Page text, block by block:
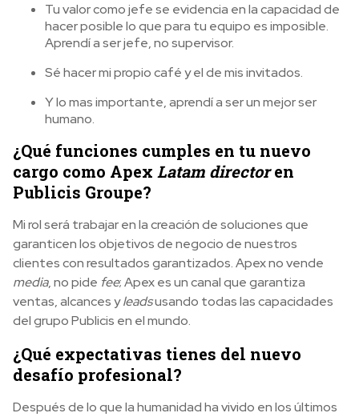
Tu valor como jefe se evidencia en la capacidad de
hacer posible lo que para tu equipo es imposible.
Aprendí a ser jefe, no supervisor.
Sé hacer mi propio café y el de mis invitados.
Y lo mas importante, aprendí a ser un mejor ser
humano.
¿Qué funciones cumples en tu nuevo
cargo como Apex Latam directoren
Publicis Groupe?
Mi rol será trabajar en la creación de soluciones que
garanticen los objetivos de negocio de nuestros
clientes con resultados garantizados. Apex no vende
media, no pide fee; Apex es un canal que garantiza
ventas, alcances yleadsusando todas las capacidades
del grupo Publicis en el mundo.
¿Qué expectativas tienes del nuevo
desafío profesional?
Después de lo que la humanidad ha vivido en los últimos